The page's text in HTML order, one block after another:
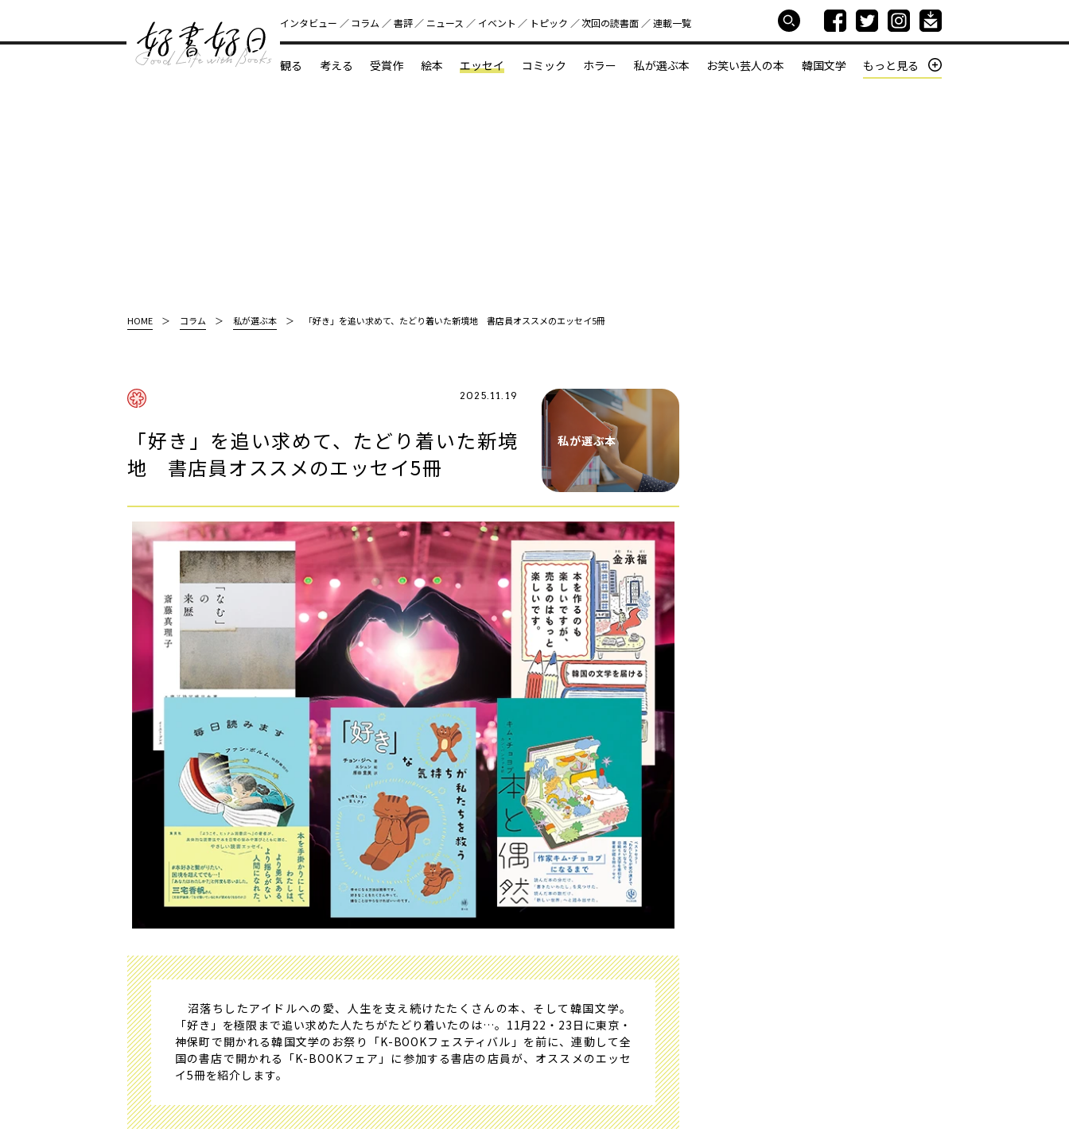
好書好日
インタビュー コラム 書評 ニュース イベント トピック 次回の読書⾯ 連載一覧
観る 考える 受賞作 絵本 エッセイ コミック ホラー 私が選ぶ本 お笑い芸人の本 韓国文学 もっと見る
HOME コラム 私が選ぶ本 「好き」を追い求めて、たどり着いた新境地 書店員オススメのエッセイ5冊
私が選ぶ本
2025.11.19
「好き」を追い求めて、たどり着いた新境
地 書店員オススメのエッセイ5冊
沼落ちしたアイドルへの愛、人生を支え続けたたくさんの本、そして韓国文学。
「好き」を極限まで追い求めた人たちがたどり着いたのは…。11月22・23日に東京・
神保町で開かれる韓国文学のお祭り「K-BOOKフェスティバル」を前に、連動して全
国の書店で開かれる「K-BOOKフェア」に参加する書店の店員が、オススメのエッセ
イ5冊を紹介します。